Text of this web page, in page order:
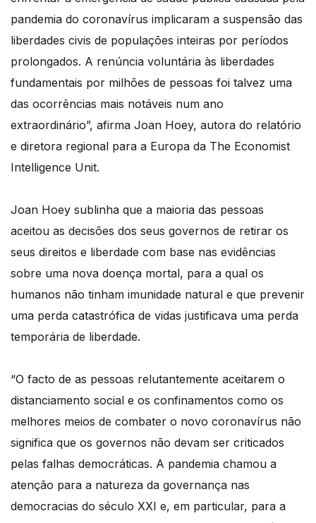
pandemia do coronavírus implicaram a suspensão das
liberdades civis de populações inteiras por períodos
prolongados. A renúncia voluntária às liberdades
fundamentais por milhões de pessoas foi talvez uma
das ocorrências mais notáveis num ano
extraordinário”, afirma Joan Hoey, autora do relatório
e diretora regional para a Europa da The Economist
Intelligence Unit.
Joan Hoey sublinha que a maioria das pessoas
aceitou as decisões dos seus governos de retirar os
seus direitos e liberdade com base nas evidências
sobre uma nova doença mortal, para a qual os
humanos não tinham imunidade natural e que prevenir
uma perda catastrófica de vidas justificava uma perda
temporária de liberdade.
“O facto de as pessoas relutantemente aceitarem o
distanciamento social e os confinamentos como os
melhores meios de combater o novo coronavírus não
significa que os governos não devam ser criticados
pelas falhas democráticas. A pandemia chamou a
atenção para a natureza da governança nas
democracias do século XXI e, em particular, para a